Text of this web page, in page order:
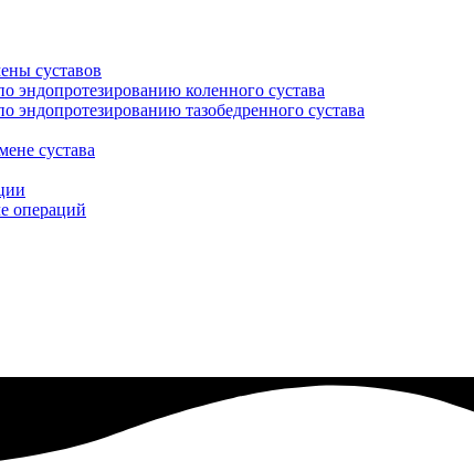
суставов
эндопротезированию коленного сустава
эндопротезированию тазобедренного сустава
сустава
операций